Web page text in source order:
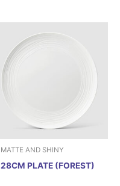
MATTE AND SHINY
28CM PLATE (FOREST)